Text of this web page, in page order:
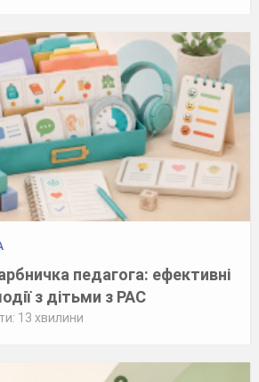
педагога: ефективні
з дітьми з РАС
13 хвилини